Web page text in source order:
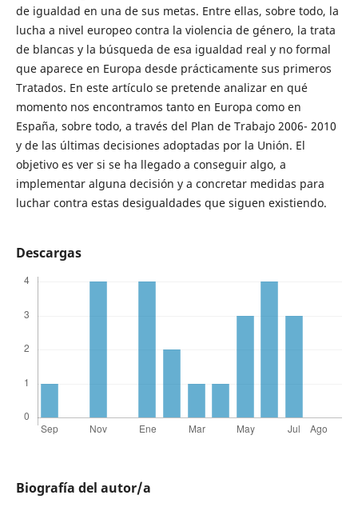
de igualdad en una de sus metas. Entre ellas, sobre todo, la
lucha a nivel europeo contra la violencia de género, la trata
de blancas y la búsqueda de esa igualdad real y no formal
que aparece en Europa desde prácticamente sus primeros
Tratados. En este artículo se pretende analizar en qué
momento nos encontramos tanto en Europa como en
España, sobre todo, a través del Plan de Trabajo 2006- 2010
y de las últimas decisiones adoptadas por la Unión. El
objetivo es ver si se ha llegado a conseguir algo, a
implementar alguna decisión y a concretar medidas para
luchar contra estas desigualdades que siguen existiendo.
Descargas
Biografía del autor/a